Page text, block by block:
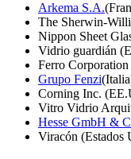
Arkema S.A.
The Sherwin-
Nippon Sheet
Vidrio guardián
Ferro
Grupo Fenzi
Corning Inc.
Vitro Vidrio
Hesse GmbH &
Viracón (Estados